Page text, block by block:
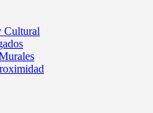
Cultural